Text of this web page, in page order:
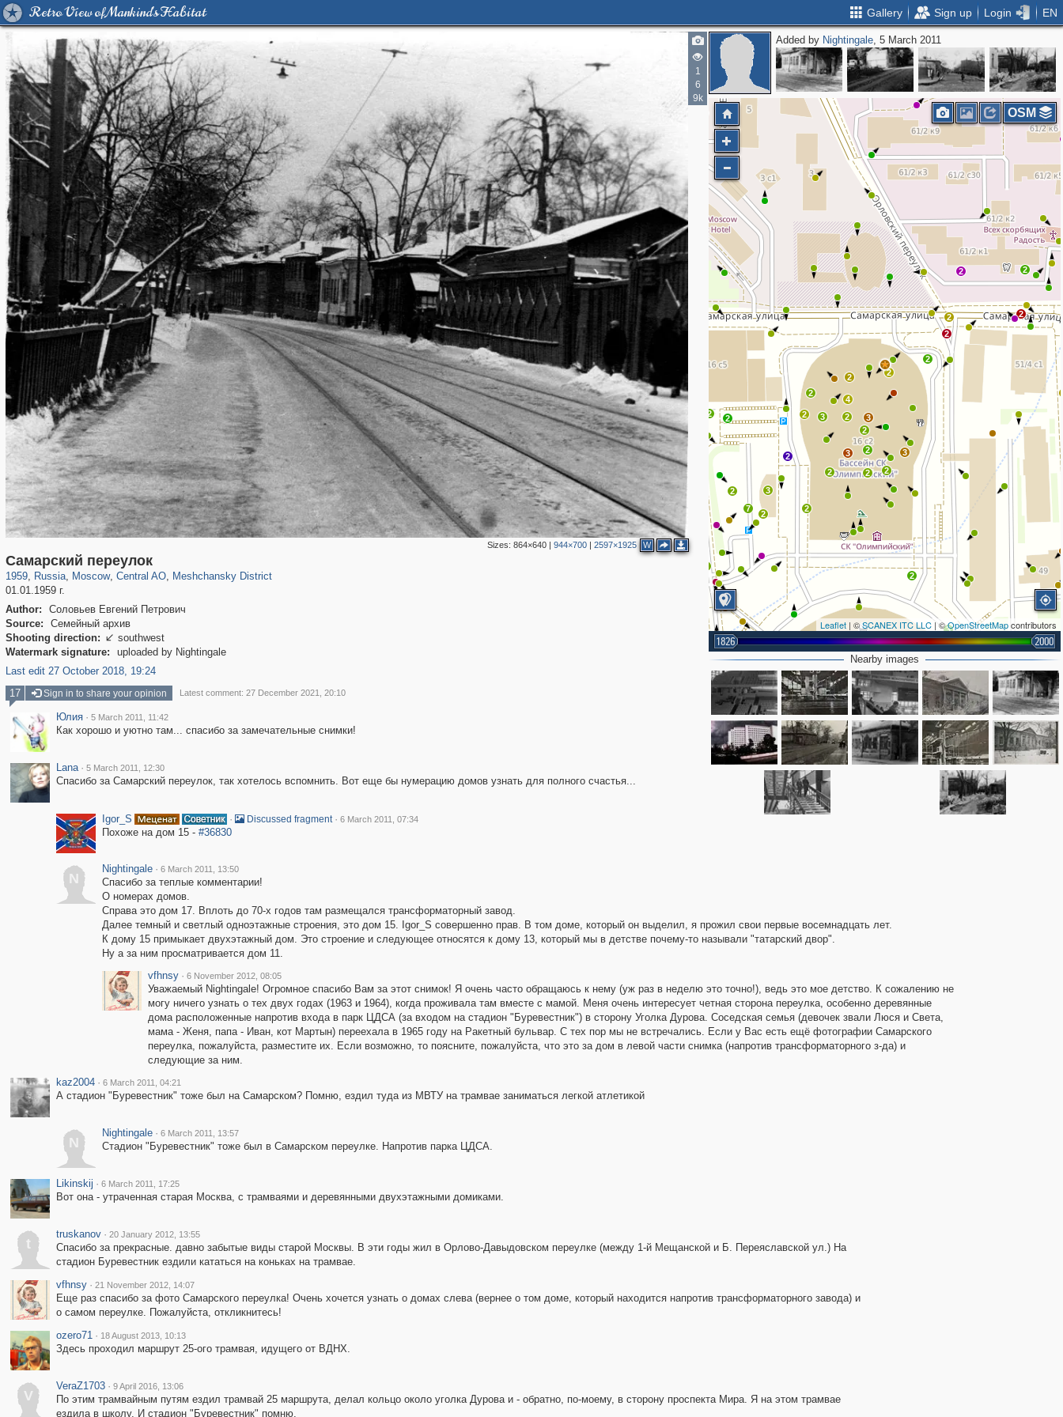
Retro View of Mankind's Habitat Gallery Sign up Login EN
1
6
9k
Sizes: 864×640| 944×700| 2597×1925 W
Самарский переулок
1959, Russia
1,406,756 29,243
, Moscow
319,864 8,286
, Central AO
160,011 5,916
, Meshchansky District
01.01.1959 г.
Author:
Соловьев Евгений Петрович
Source:
Семейный архив
Shooting direction:  southwest
Watermark signature:
uploaded by Nightingale
Last edit 27 October 2018, 19:24
Added by Nightingale, 5 March 2011
2
3
4
2
3
7
2
2
4
2
3
2
2
2
3
3
2 2
2
3 2
2
2
4
2
2 3
2
2
2
2
2 2
2
2
2
Leaflet | ©SCANEX ITC LLC | ©OpenStreetMapcontributors
1826 2000
OSM
Nearby images
17 Sign in to share your opinion Latest comment: 27 December 2021, 20:10
Юлия · 5 March 2011, 11:42
Как хорошо и уютно там... спасибо за замечательные снимки!
Lana · 5 March 2011, 12:30
Спасибо за Самарский переулок, так хотелось вспомнить. Вот еще бы нумерацию домов узнать для полного счастья...
Igor_S · Discussed fragment · 6 March 2011, 07:34
Похоже на дом 15 - #36830
N
Nightingale · 6 March 2011, 13:50
Спасибо за теплые комментарии!
О номерах домов.
Справа это дом 17. Вплоть до 70-х годов там размещался трансформаторный завод.
Далее темный и светлый одноэтажные строения, это дом 15. Igor_S совершенно прав. В том доме, который он выделил, я прожил свои первые восемнадцать лет.
К дому 15 примыкает двухэтажный дом. Это строение и следующее относятся к дому 13, который мы в детстве почему-то называли "татарский двор".
Ну а за ним просматривается дом 11.
vfhnsy · 6 November 2012, 08:05
Уважаемый Nightingale! Огромное спасибо Вам за этот снимок! Я очень часто обращаюсь к нему (уж раз в неделю это точно!), ведь это мое детство. К сожалению не
могу ничего узнать о тех двух годах (1963 и 1964), когда проживала там вместе с мамой. Меня очень интересует четная сторона переулка, особенно деревянные
дома расположенные напротив входа в парк ЦДСА (за входом на стадион "Буревестник") в сторону Уголка Дурова. Соседская семья (девочек звали Люся и Света,
мама - Женя, папа - Иван, кот Мартын) переехала в 1965 году на Ракетный бульвар. С тех пор мы не встречались. Если у Вас есть ещё фотографии Самарского
переулка, пожалуйста, разместите их. Если возможно, то поясните, пожалуйста, что это за дом в левой части снимка (напротив трансформаторного з-да) и
следующие за ним.
kaz2004 · 6 March 2011, 04:21
А стадион "Буревестник" тоже был на Самарском? Помню, ездил туда из МВТУ на трамвае заниматься легкой атлетикой
N
Nightingale · 6 March 2011, 13:57
Стадион "Буревестник" тоже был в Самарском переулке. Напротив парка ЦДСА.
Likinskij · 6 March 2011, 17:25
Вот она - утраченная старая Москва, с трамваями и деревянными двухэтажными домиками.
t
truskanov · 20 January 2012, 13:55
Спасибо за прекрасные. давно забытые виды старой Москвы. В эти годы жил в Орлово-Давыдовском переулке (между 1-й Мещанской и Б. Переяславской ул.) На
стадион Буревестник ездили кататься на коньках на трамвае.
vfhnsy · 21 November 2012, 14:07
Еще раз спасибо за фото Самарского переулка! Очень хочется узнать о домах слева (вернее о том доме, который находится напротив трансформаторного завода) и
о самом переулке. Пожалуйста, откликнитесь!
ozero71 · 18 August 2013, 10:13
Здесь проходил маршрут 25-ого трамвая, идущего от ВДНХ.
V
VeraZ1703 · 9 April 2016, 13:06
По этим трамвайным путям ездил трамвай 25 маршрута, делал кольцо около уголка Дурова и - обратно, по-моему, в сторону проспекта Мира. Я на этом трамвае
ездила в школу. И стадион "Буревестник" помню.